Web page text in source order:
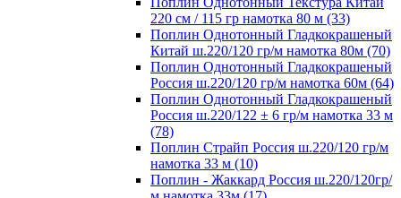
220 см / 115 гр намотка 80 м (33)
Поплин Однотонный Гладкокрашеный
Китай ш.220/120 гр/м намотка 80м (70)
Поплин Однотонный Гладкокрашеный
Россия ш.220/120 гр/м намотка 60м (64)
Поплин Однотонный Гладкокрашеный
Россия ш.220/122 ± 6 гр/м намотка 33 м
(78)
Поплин Страйп Россия ш.220/120 гр/м
намотка 33 м (10)
Поплин - Жаккард Россия ш.220/120гр/